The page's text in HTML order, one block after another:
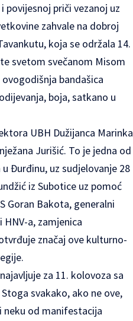
povijesnoj priči vezanoj uz
zahvale na dobroj
koja se održala 14.
svetom svečanom Misom
bandašica
boja, satkano u
UBH Dužijanca Marinka
Jurišić. To je jedna od
Đurđinu, uz sudjelovanje 28
iz Subotice uz pomoć
Goran Bakota, generalni
a, zamjenica
značaj ove kulturno-
za 11. kolovoza sa
svakako, ako ne ove,
neku od manifestacija